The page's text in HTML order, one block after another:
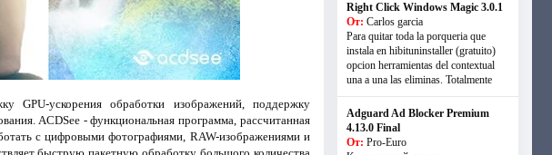
GPU-ускорения обработки изображений, поддержку
ACDSee - функциональная программа, рассчитанная
с цифровыми фотографиями, RAW-изображениями и
Right Click Windows Magic 3.0.1
От: Carlos garcia
Para quitar toda la porqueria que
instala en hibituninstaller (gratuito)
opcion herramientas del contextual
una a una las eliminas. Totalmente
Adguard Ad Blocker Premium
4.13.0 Final
От: Pro-Euro